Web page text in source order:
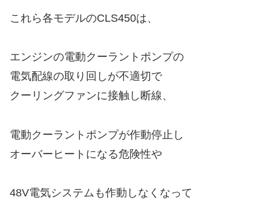
これら各モデルのCLS450は、
エンジンの電動クーラントポンプの
電気配線の取り回しが不適切で
クーリングファンに接触し断線、
電動クーラントポンプが作動停止し
オーバーヒートになる危険性や
48V電気システムも作動しなくなって